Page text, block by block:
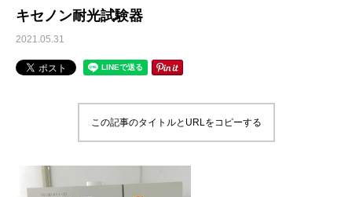
キセノン耐光試験器
2021.05.31
この記事のタイトルとURLをコピーする